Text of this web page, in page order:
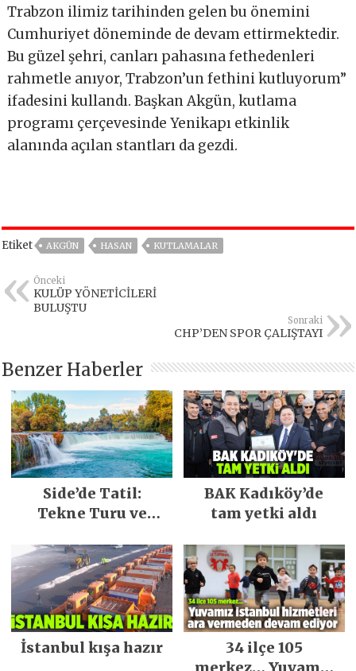
Trabzon ilimiz tarihinden gelen bu önemini
Cumhuriyet döneminde de devam ettirmektedir.
Bu güzel şehri, canları pahasına fethedenleri
rahmetle anıyor, Trabzon’un fethini kutluyorum”
ifadesini kullandı. Başkan Akgün, kutlama
programı çerçevesinde Yenikapı etkinlik
alanında açılan stantları da gezdi.
Etiket AKGÜN HASAN KUTLAMALAR
Önceki
KULÜP YÖNETİCİLERİ
BULUŞTU
Sonraki
CHP’DEN SPOR ÇALIŞTAYI
Benzer Haberler
Side’de Tatil:
Tekne Turu ve
BAK Kadıköy’de
tam yetki aldı
İstanbul kışa hazır
34 ilçe 105